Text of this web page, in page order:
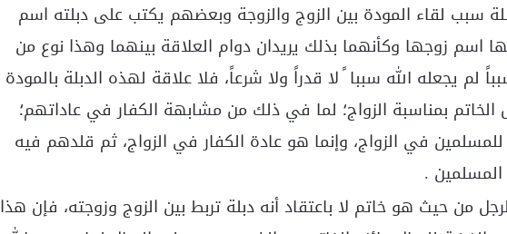
سبب لقاء المودة بين الزوج والزوجة وبعضهم يكتب على دبلته اسم
اسم زوجها وكأنهما بذلك يريدان دوام العلاقة بينهما وهذا نوع من
لم يجعله الله سببا ً لا قدراً ولا شرعاً، فلا علاقة لهذه الدبلة بالمودة
الخاتم بمناسبة الزواج؛ لما في ذلك من مشابهة الكفار في عاداتهم؛
في الزواج، وإنما هو عادة الكفار في الزواج، ثم قلدهم فيه
.
من حيث هو خاتم لا باعتقاد أنه دبلة تربط بين الزوج وزوجته، فإن هذا